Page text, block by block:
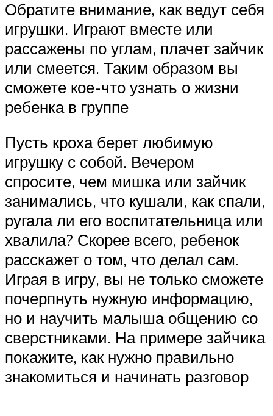
Обратите внимание, как ведут себя
игрушки. Играют вместе или
рассажены по углам, плачет зайчик
или смеется. Таким образом вы
сможете кое-что узнать о жизни
ребенка в группе
Пусть кроха берет любимую
игрушку с собой. Вечером
спросите, чем мишка или зайчик
занимались, что кушали, как спали,
ругала ли его воспитательница или
хвалила? Скорее всего, ребенок
расскажет о том, что делал сам.
Играя в игру, вы не только сможете
почерпнуть нужную информацию,
но и научить малыша общению со
сверстниками. На примере зайчика
покажите, как нужно правильно
знакомиться и начинать разговор